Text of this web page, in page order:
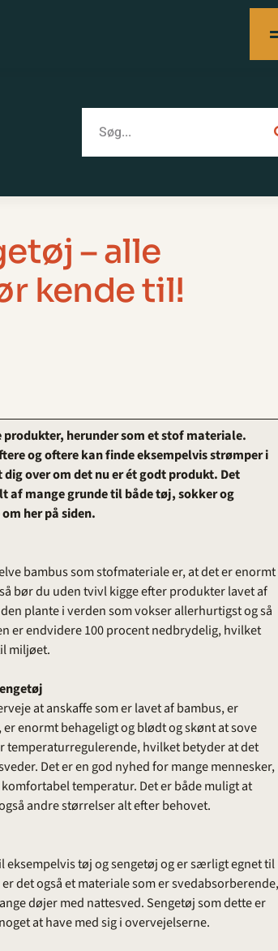
– alle
kende til!
herunder som et stof materiale.
og oftere kan finde eksempelvis strømper i
over om det nu er ét godt produkt. Det
af mange grunde til både tøj, sokker og
her på siden.
bambus som stofmateriale er, at det er enormt
bør du uden tvivl kigge efter produkter lavet af
plante i verden som vokser allerhurtigst og så
er endvidere 100 procent nedbrydelig, hvilket
miljøet.
at anskaffe som er lavet af bambus, er
enormt behageligt og blødt og skønt at sove
temperaturregulerende, hvilket betyder at det
Det er en god nyhed for mange mennesker,
temperatur. Det er både muligt at
andre størrelser alt efter behovet.
tøj og sengetøj og er særligt egnet til
det også et materiale som er
døjer med nattesved. Sengetøj som dette er
at have med sig i overvejelserne.